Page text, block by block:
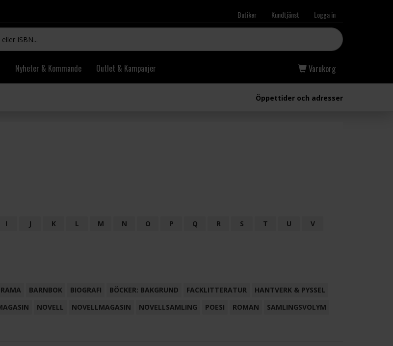
Butiker Kundtjänst Logga in
Nyheter & Kommande Outlet & Kampanjer Varukorg
Öppettider och adresser
I J K L M N O P Q R S T U
V
BARNBOK BIOGRAFI BÖCKER: BAKGRUND FACKLITTERATUR
HANTVERK & PYSSEL
NOVELL NOVELLMAGASIN NOVELLSAMLING POESI ROMAN
SAMLINGSVOLYM